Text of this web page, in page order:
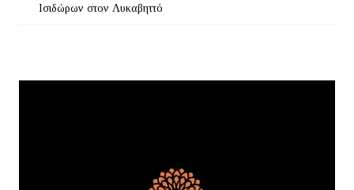
Ισιδώρων στον Λυκαβηττό